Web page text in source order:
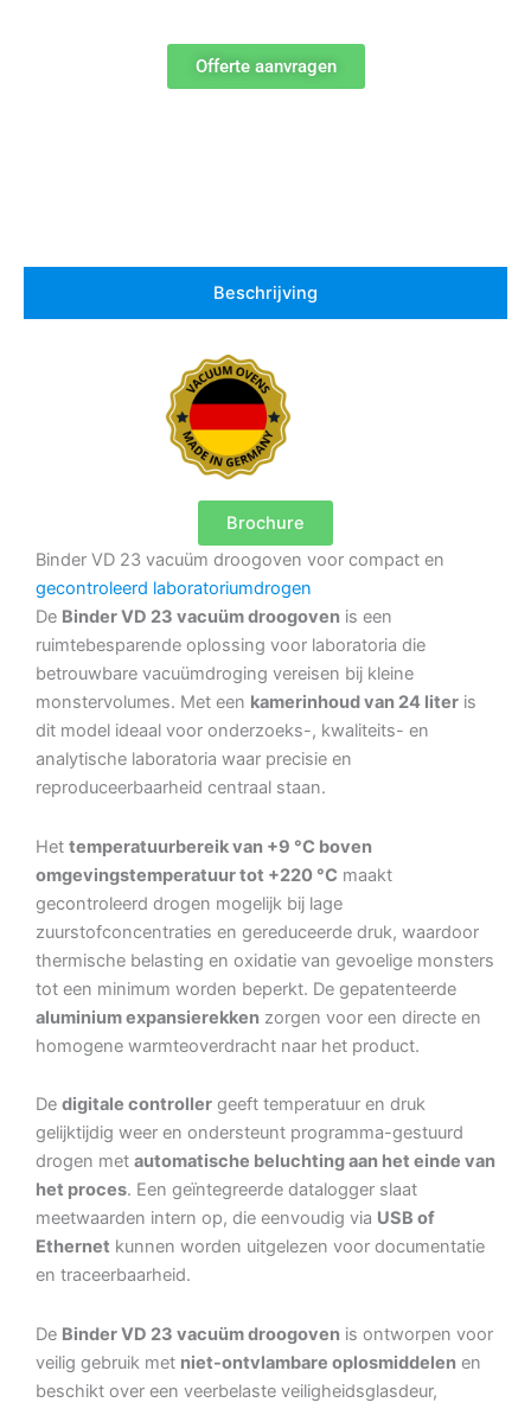
Offerte aanvragen
Beschrijving
Brochure
Binder VD 23 vacuüm droogoven voor compact en
gecontroleerd laboratoriumdrogen
De Binder VD 23 vacuüm droogoven is een
ruimtebesparende oplossing voor laboratoria die
betrouwbare vacuümdroging vereisen bij kleine
monstervolumes. Met een kamerinhoud van 24 liter is
dit model ideaal voor onderzoeks-, kwaliteits- en
analytische laboratoria waar precisie en
reproduceerbaarheid centraal staan.
Het temperatuurbereik van +9 °C boven
omgevingstemperatuur tot +220 °C maakt
gecontroleerd drogen mogelijk bij lage
zuurstofconcentraties en gereduceerde druk, waardoor
thermische belasting en oxidatie van gevoelige monsters
tot een minimum worden beperkt. De gepatenteerde
aluminium expansierekken zorgen voor een directe en
homogene warmteoverdracht naar het product.
De digitale controller geeft temperatuur en druk
gelijktijdig weer en ondersteunt programma-gestuurd
drogen met automatische beluchting aan het einde van
het proces. Een geïntegreerde datalogger slaat
meetwaarden intern op, die eenvoudig via USB of
Ethernet kunnen worden uitgelezen voor documentatie
en traceerbaarheid.
De Binder VD 23 vacuüm droogoven is ontworpen voor
veilig gebruik met niet-ontvlambare oplosmiddelen en
beschikt over een veerbelaste veiligheidsglasdeur,